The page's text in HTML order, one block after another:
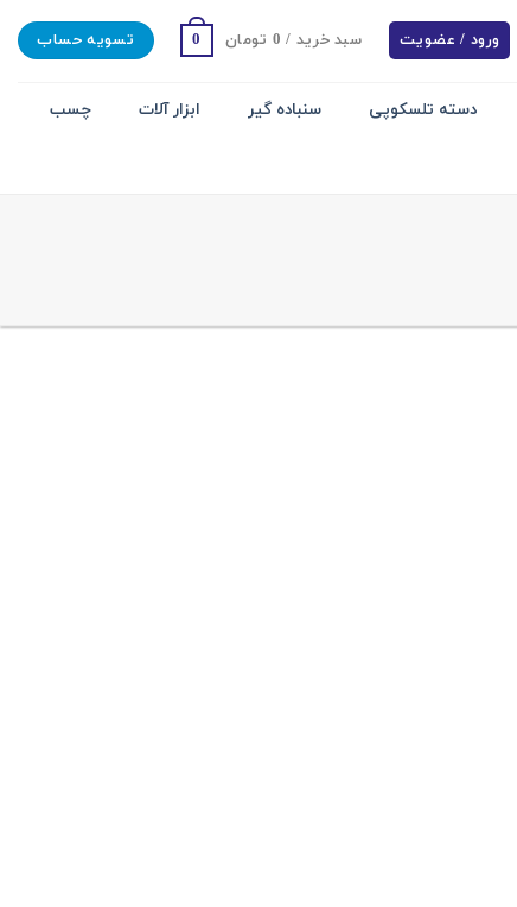
ورود / عضویت سبد خرید / 0 تومان 0 تسویه حساب
دسته تلسکوپی سنباده گیر ابزار آلات چسب